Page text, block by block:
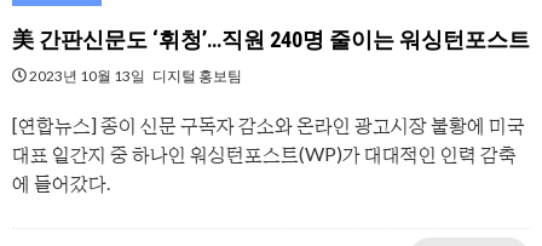
美 간판신문도 ‘휘청’…직원 240명 줄이는 워싱턴포스트
2023년 10월 13일 디지털 홍보팀
[연합뉴스] 종이 신문 구독자 감소와 온라인 광고시장 불황에 미국
대표 일간지 중 하나인 워싱턴포스트(WP)가 대대적인 인력 감축
에 들어갔다.